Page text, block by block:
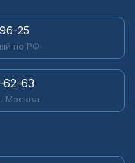
25
по РФ
63
Москва